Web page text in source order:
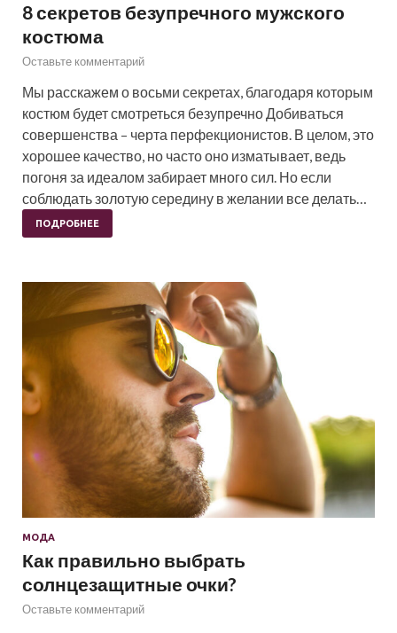
8 секретов безупречного мужского
костюма
Оставьте комментарий
Мы расскажем о восьми секретах, благодаря которым
костюм будет смотреться безупречно Добиваться
совершенства – черта перфекционистов. В целом, это
хорошее качество, но часто оно изматывает, ведь
погоня за идеалом забирает много сил. Но если
соблюдать золотую середину в желании все делать…
ПОДРОБНЕЕ
МОДА
Как правильно выбрать
солнцезащитные очки?
Оставьте комментарий